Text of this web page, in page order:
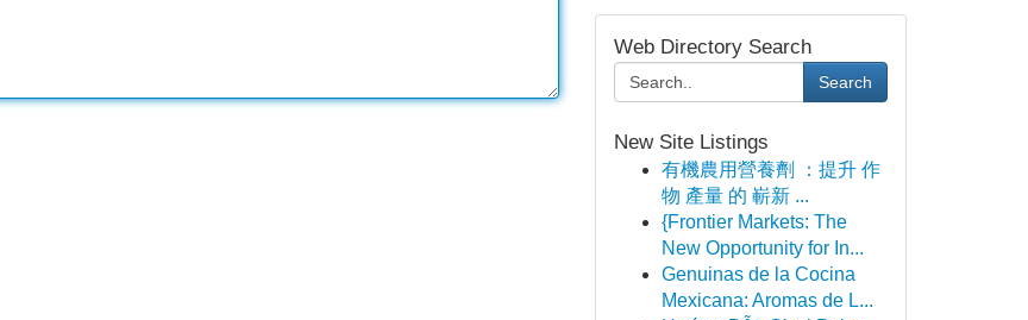
Web Directory Search
Search
New Site Listings
有機農用營養劑 ：提升 作
物 產量 的 嶄新 ...
{Frontier Markets: The
New Opportunity for In...
Genuinas de la Cocina
Mexicana: Aromas de L...